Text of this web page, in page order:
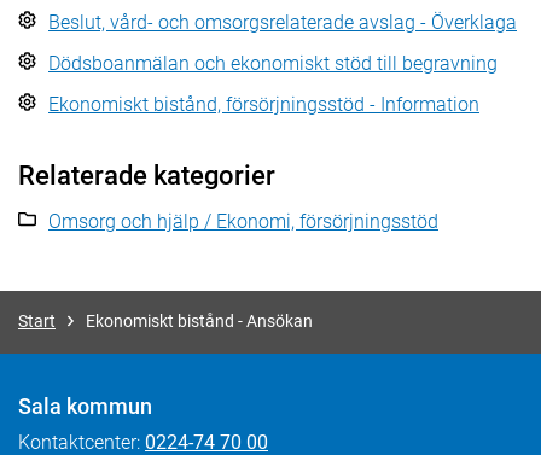
Beslut, vård- och omsorgsrelaterade avslag - Överklaga
Dödsboanmälan och ekonomiskt stöd till begravning
Ekonomiskt bistånd, försörjningsstöd - Information
Relaterade kategorier
Omsorg och hjälp / Ekonomi, försörjningsstöd
Start Ekonomiskt bistånd - Ansökan
Sala kommun
Kontaktcenter: 0224-74 70 00